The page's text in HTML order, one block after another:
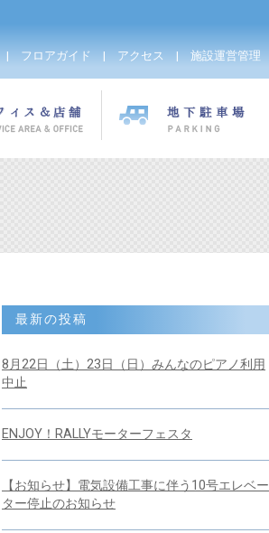
施設運営管理
アクセス |
フロアガイド |
|
最新の投稿
8月22日（土）23日（日）みんなのピアノ利用
中止
ENJOY！RALLYモーターフェスタ
【お知らせ】電気設備工事に伴う10号エレベー
ター停止のお知らせ